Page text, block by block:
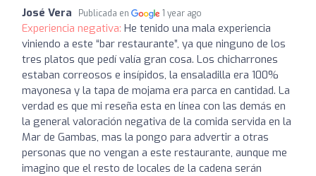
José Vera Publicada en 1 year ago
Experiencia negativa: He tenido una mala experiencia
viniendo a este “bar restaurante”, ya que ninguno de los
tres platos que pedí valía gran cosa. Los chicharrones
estaban correosos e insípidos, la ensaladilla era 100%
mayonesa y la tapa de mojama era parca en cantidad. La
verdad es que mi reseña esta en línea con las demás en
la general valoración negativa de la comida servida en la
Mar de Gambas, mas la pongo para advertir a otras
personas que no vengan a este restaurante, aunque me
imagino que el resto de locales de la cadena serán